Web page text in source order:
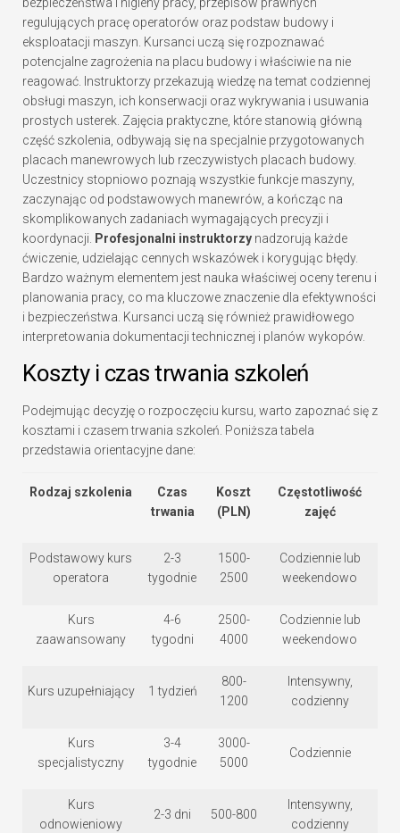
bezpieczeństwa i higieny pracy, przepisów prawnych
regulujących pracę operatorów oraz podstaw budowy i
eksploatacji maszyn. Kursanci uczą się rozpoznawać
potencjalne zagrożenia na placu budowy i właściwie na nie
reagować. Instruktorzy przekazują wiedzę na temat codziennej
obsługi maszyn, ich konserwacji oraz wykrywania i usuwania
prostych usterek. Zajęcia praktyczne, które stanowią główną
część szkolenia, odbywają się na specjalnie przygotowanych
placach manewrowych lub rzeczywistych placach budowy.
Uczestnicy stopniowo poznają wszystkie funkcje maszyny,
zaczynając od podstawowych manewrów, a kończąc na
skomplikowanych zadaniach wymagających precyzji i
koordynacji. Profesjonalni instruktorzy nadzorują każde
ćwiczenie, udzielając cennych wskazówek i korygując błędy.
Bardzo ważnym elementem jest nauka właściwej oceny terenu i
planowania pracy, co ma kluczowe znaczenie dla efektywności
i bezpieczeństwa. Kursanci uczą się również prawidłowego
interpretowania dokumentacji technicznej i planów wykopów.
Koszty i czas trwania szkoleń
Podejmując decyzję o rozpoczęciu kursu, warto zapoznać się z
kosztami i czasem trwania szkoleń. Poniższa tabela
przedstawia orientacyjne dane:
Rodzaj szkolenia
Czas
trwania
Koszt
(PLN)
Częstotliwość
zajęć
Podstawowy kurs
operatora
2-3
tygodnie
1500-
2500
Codziennie lub
weekendowo
Kurs
zaawansowany
4-6
tygodni
2500-
4000
Codziennie lub
weekendowo
Kurs uzupełniający 1 tydzień
800-
1200
Intensywny,
codzienny
Kurs
specjalistyczny
3-4
tygodnie
3000-
5000
Codziennie
Kurs
odnowieniowy
2-3 dni 500-800
Intensywny,
codzienny